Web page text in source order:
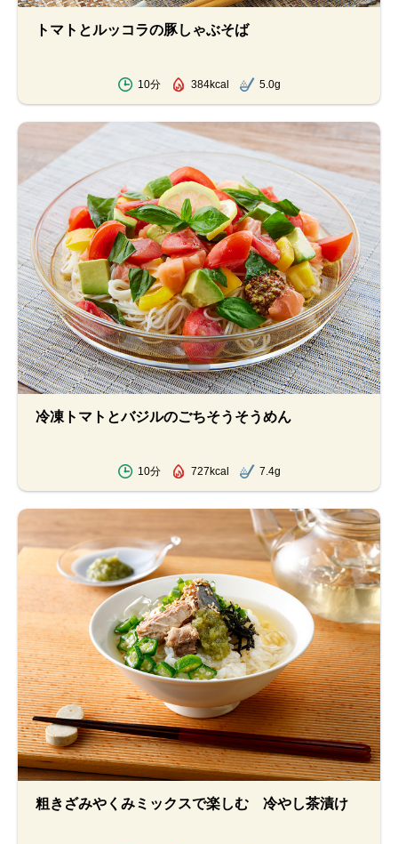
トマトとルッコラの豚しゃぶそば
10分 384kcal 5.0g
冷凍トマトとバジルのごちそうそうめん
10分 727kcal 7.4g
粗きざみやくみミックスで楽しむ 冷やし茶漬け